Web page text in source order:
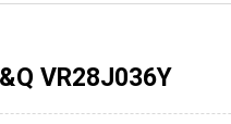
VR28J036Y